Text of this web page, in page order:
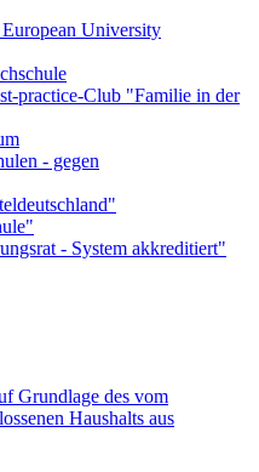
Grundlage des vom
Haushalts aus